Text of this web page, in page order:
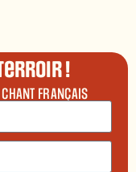
!
FRANÇAIS